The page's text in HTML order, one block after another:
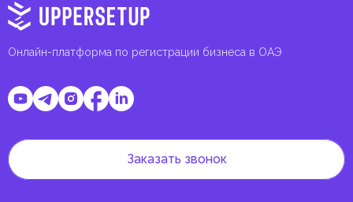
Онлайн-платформа по регистрации бизнеса в ОАЭ
Заказать звонок